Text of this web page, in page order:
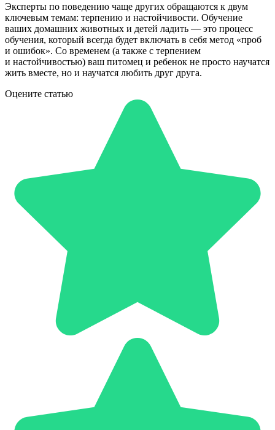
Эксперты по поведению чаще других обращаются к двум
ключевым темам: терпению и настойчивости. Обучение
ваших домашних животных и детей ладить — это процесс
обучения, который всегда будет включать в себя метод «проб
и ошибок». Со временем (а также с терпением
и настойчивостью) ваш питомец и ребенок не просто научатся
жить вместе, но и научатся любить друг друга.
Оцените статью